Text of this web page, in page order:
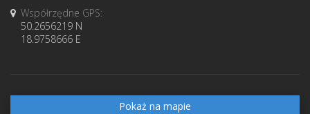
Współrzędne GPS:
50.2656219 N
18.9758666 E
Pokaż na mapie